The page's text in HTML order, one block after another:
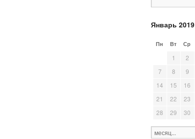
Январь 2019
Пн Вт Ср
1 2
7
8 9
14
15 16
21
22 23
28
29 30